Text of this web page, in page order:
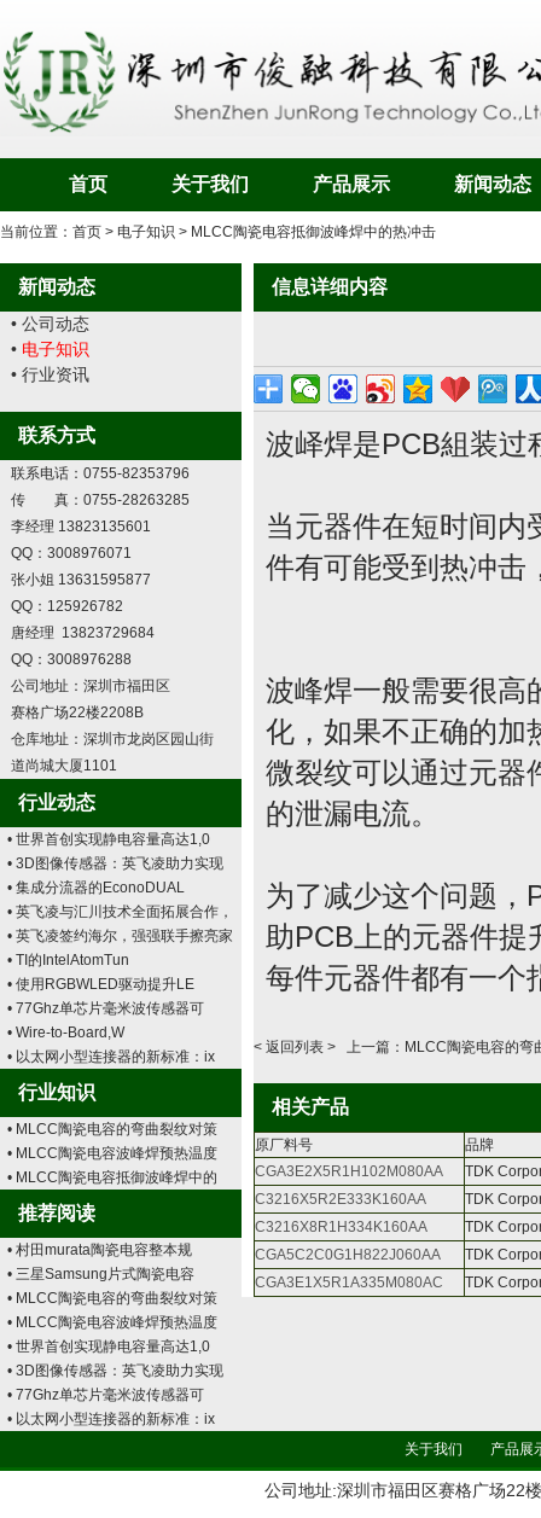
首页 关于我们 产品展示 新闻动态
当前位置： 首页 > 电子知识 > MLCC陶瓷电容抵御波峰焊中的热冲击
新闻动态
• 公司动态
• 电子知识
• 行业资讯
联系方式
联系电话：0755-82353796
传 真：0755-28263285
李经理 13823135601
QQ：3008976071
张小姐 13631595877
QQ：125926782
唐经理 13823729684
QQ：3008976288
公司地址：深圳市福田区
赛格广场22楼2208B
仓库地址：深圳市龙岗区园山街
道尚城大厦1101
行业动态
• 世界首创实现静电容量高达1,0
• 3D图像传感器：英飞凌助力实现
• 集成分流器的EconoDUAL
• 英飞凌与汇川技术全面拓展合作，
• 英飞凌签约海尔，强强联手擦亮家
• TI的IntelAtomTun
• 使用RGBWLED驱动提升LE
• 77Ghz单芯片毫米波传感器可
• Wire-to-Board,W
• 以太网小型连接器的新标准：ix
行业知识
• MLCC陶瓷电容的弯曲裂纹对策
• MLCC陶瓷电容波峰焊预热温度
• MLCC陶瓷电容抵御波峰焊中的
推荐阅读
• 村田murata陶瓷电容整本规
• 三星Samsung片式陶瓷电容
• MLCC陶瓷电容的弯曲裂纹对策
• MLCC陶瓷电容波峰焊预热温度
• 世界首创实现静电容量高达1,0
• 3D图像传感器：英飞凌助力实现
• 77Ghz单芯片毫米波传感器可
• 以太网小型连接器的新标准：ix
信息详细内容
波峄焊是PCB組装过
当元器件在短时间内
件有可能受到热冲击
波峰焊一般需要很高
化，如果不正确的加
微裂纹可以通过元器
的泄漏电流。
为了减少这个问题，
助PCB上的元器件
每件元器件都有一个
< 返回列表 > 上一篇： MLCC陶瓷电容的弯
相关产品
原厂料号
品牌
CGA3E2X5R1H102M080AA
TDK
C3216X5R2E333K160AA
TDK
C3216X8R1H334K160AA
TDK
CGA5C2C0G1H822J060AA
TDK
CGA3E1X5R1A335M080AC
TDK
关于我们 产品展
公司地址:深圳市福田区赛格广场22